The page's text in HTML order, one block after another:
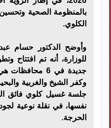
بالمنظومة الصحية
الكلوي.
وأوضح الدكتور حسام
جديدة في 6
نفسها، في نقلة نوعية
الحرجة.